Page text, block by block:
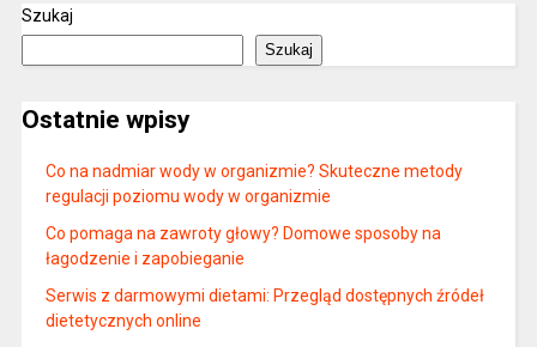
Szukaj
Szukaj
Ostatnie wpisy
Co na nadmiar wody w organizmie? Skuteczne metody
regulacji poziomu wody w organizmie
Co pomaga na zawroty głowy? Domowe sposoby na
łagodzenie i zapobieganie
Serwis z darmowymi dietami: Przegląd dostępnych źródeł
dietetycznych online